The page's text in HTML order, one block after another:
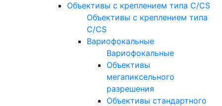
Объективы с креплением типа C/CS
Объективы с креплением типа
C/CS
Вариофокальные
Вариофокальные
Объективы
мегапиксельного
разрешения
Объективы стандартного